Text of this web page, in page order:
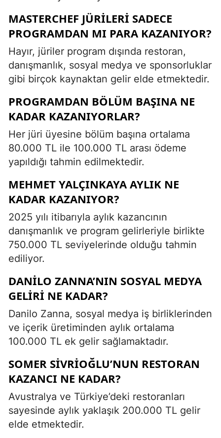
MASTERCHEF JÜRILERI SADECE
PROGRAMDAN MI PARA KAZANIYOR?
Hayır, jüriler program dışında restoran,
danışmanlık, sosyal medya ve sponsorluklar
gibi birçok kaynaktan gelir elde etmektedir.
PROGRAMDAN BÖLÜM BAŞINA NE
KADAR KAZANIYORLAR?
Her jüri üyesine bölüm başına ortalama
80.000 TL ile 100.000 TL arası ödeme
yapıldığı tahmin edilmektedir.
MEHMET YALÇINKAYA AYLIK NE
KADAR KAZANIYOR?
2025 yılı itibarıyla aylık kazancının
danışmanlık ve program gelirleriyle birlikte
750.000 TL seviyelerinde olduğu tahmin
ediliyor.
DANILO ZANNA’NIN SOSYAL MEDYA
GELIRI NE KADAR?
Danilo Zanna, sosyal medya iş birliklerinden
ve içerik üretiminden aylık ortalama
100.000 TL ek gelir sağlamaktadır.
SOMER SIVRIOĞLU’NUN RESTORAN
KAZANCI NE KADAR?
Avustralya ve Türkiye’deki restoranları
sayesinde aylık yaklaşık 200.000 TL gelir
elde etmektedir.